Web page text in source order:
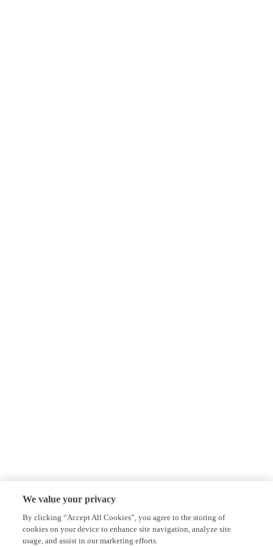
We value your privacy
By clicking “Accept All Cookies”, you agree to the storing of
cookies on your device to enhance site navigation, analyze site
usage, and assist in our marketing efforts.